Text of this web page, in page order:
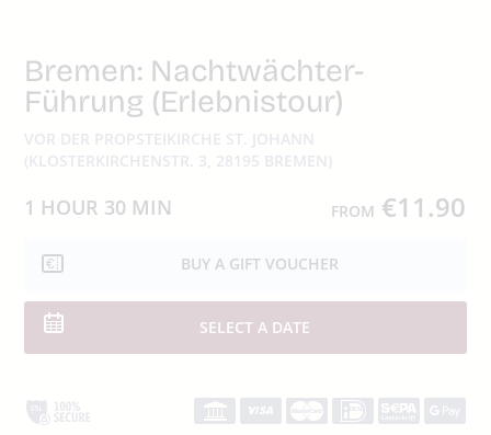
Bremen: Nachtwächter-
Führung (Erlebnistour)
VOR DER PROPSTEIKIRCHE ST. JOHANN
(KLOSTERKIRCHENSTR. 3, 28195 BREMEN)
FROM €11.90
1 HOUR 30 MIN
BUY A GIFT VOUCHER
SELECT A DATE